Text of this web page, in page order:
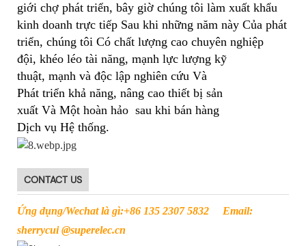
giới chợ phát triển, bây giờ chúng tôi làm xuất khẩu
kinh doanh trực tiếp Sau khi những năm này Của phát
triển, chúng tôi Có chất lượng cao chuyên nghiệp
đội, khéo léo tài năng, mạnh lực lượng kỹ
thuật, mạnh và độc lập nghiên cứu Và
Phát triển khả năng, nâng cao thiết bị sản
xuất Và Một hoàn hảo sau khi bán hàng
Dịch vụ Hệ thống.
CONTACT US
Ứng dụng/Wechat là gì:+86 135 2307 5832 Email:
sherrycui @superelec.cn